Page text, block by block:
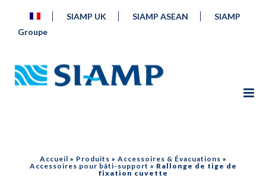
SIAMP UK SIAMP ASEAN
SIAMP
Groupe
Accueil » Produits » Accessoires & Évacuations »
Accessoires pour bâti-support » Rallonge de tige de
fixation cuvette